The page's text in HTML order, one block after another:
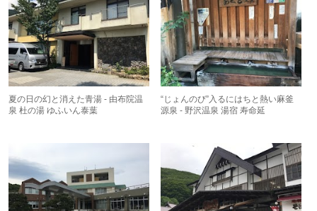
夏の日の幻と消えた青湯 - 由布院温
泉 杜の湯 ゆふいん泰葉
“じょんのび”入るにはちと熱い麻釜
源泉 - 野沢温泉 湯宿 寿命延